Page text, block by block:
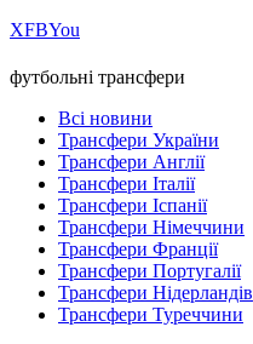
ХFBYou
футбольні трансфери
Всі новини
Трансфери України
Трансфери Англії
Трансфери Італії
Трансфери Іспанії
Трансфери Німеччини
Трансфери Франції
Трансфери Португалії
Трансфери Нідерландів
Трансфери Туреччини